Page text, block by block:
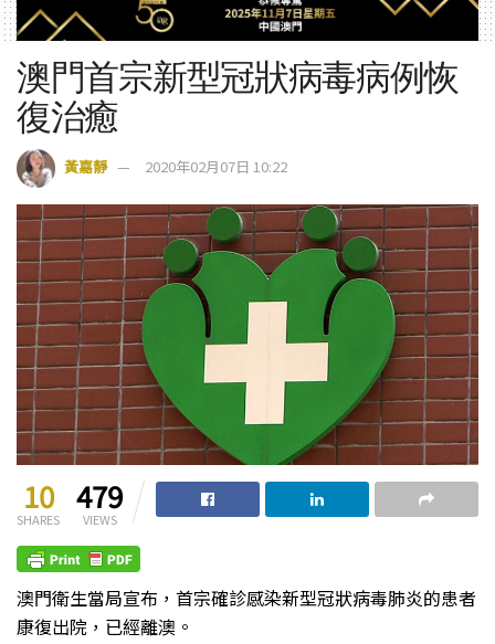
澳門首宗新型冠狀病毒病例恢
復治癒
黃嘉靜 2020年02月07日 10:22
10
SHARES
479
VIEWS
澳門衛生當局宣布，首宗確診感染新型冠狀病毒肺炎的患者
康復出院，已經離澳。